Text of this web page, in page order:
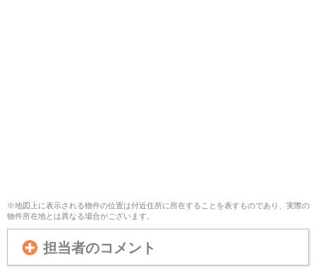
※地図上に表示される物件の位置は付近住所に所在することを表すものであり、実際の
物件所在地とは異なる場合がございます。
担当者のコメント